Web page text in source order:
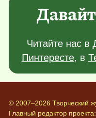
Читайте нас в
Пинтересте, в
© 2007–2026 Творческий
Главный редактор проекта: